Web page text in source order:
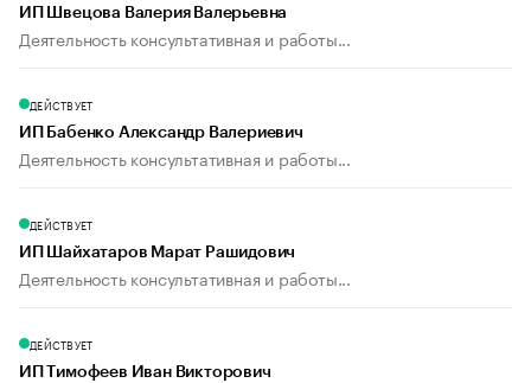
ИП Швецова Валерия Валерьевна
Деятельность консультативная и работы...
ДЕЙСТВУЕТ
ИП Бабенко Александр Валериевич
Деятельность консультативная и работы...
ДЕЙСТВУЕТ
ИП Шайхатаров Марат Рашидович
Деятельность консультативная и работы...
ДЕЙСТВУЕТ
ИП Тимофеев Иван Викторович